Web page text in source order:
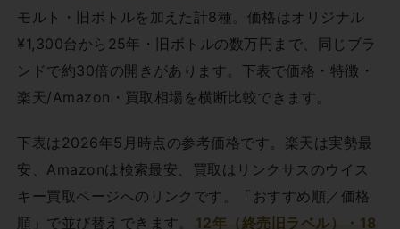
モルト・旧ボトルを加えた計8種。価格はオリジナル
¥1,300台から25年・旧ボトルの数万円まで、同じブラ
ンドで約30倍の開きがあります。下表で価格・特徴・
楽天/Amazon・買取相場を横断比較できます。
下表は2026年5月時点の参考価格です。楽天は実勢最
安、Amazonは検索最安、買取はリンクサスのウイス
キー買取ページへのリンクです。「おすすめ順／価格
順」で並び替えできます。
12年（終売旧ラベル）・18